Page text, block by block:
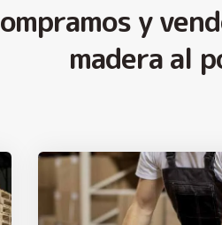
y
madera al